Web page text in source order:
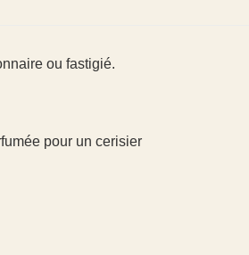
ou fastigié.
pour un cerisier